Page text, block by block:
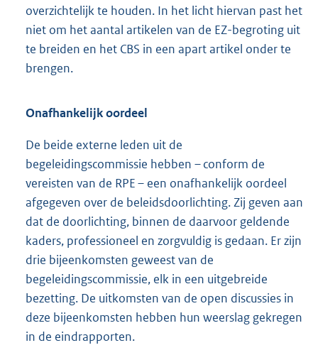
overzichtelijk te houden. In het licht hiervan past het
niet om het aantal artikelen van de EZ-begroting uit
te breiden en het CBS in een apart artikel onder te
brengen.
Onafhankelijk oordeel
De beide externe leden uit de
begeleidingscommissie hebben – conform de
vereisten van de RPE – een onafhankelijk oordeel
afgegeven over de beleidsdoorlichting. Zij geven aan
dat de doorlichting, binnen de daarvoor geldende
kaders, professioneel en zorgvuldig is gedaan. Er zijn
drie bijeenkomsten geweest van de
begeleidingscommissie, elk in een uitgebreide
bezetting. De uitkomsten van de open discussies in
deze bijeenkomsten hebben hun weerslag gekregen
in de eindrapporten.